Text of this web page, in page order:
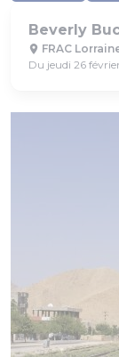
Beverly
FRAC
Du jeudi 26